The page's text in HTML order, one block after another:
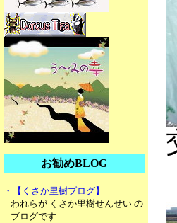
お勧めBLOG
・【くさか里樹ブログ】
われらが くさか里樹せんせい の
ブログです